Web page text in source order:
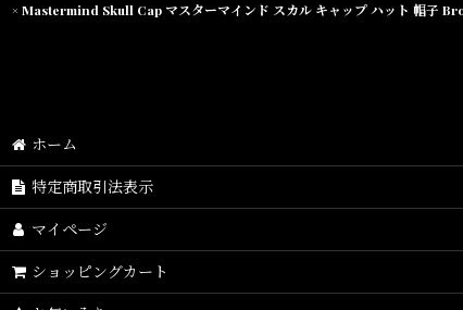
ホーム
特定商取引法表示
マイページ
ショッピングカート